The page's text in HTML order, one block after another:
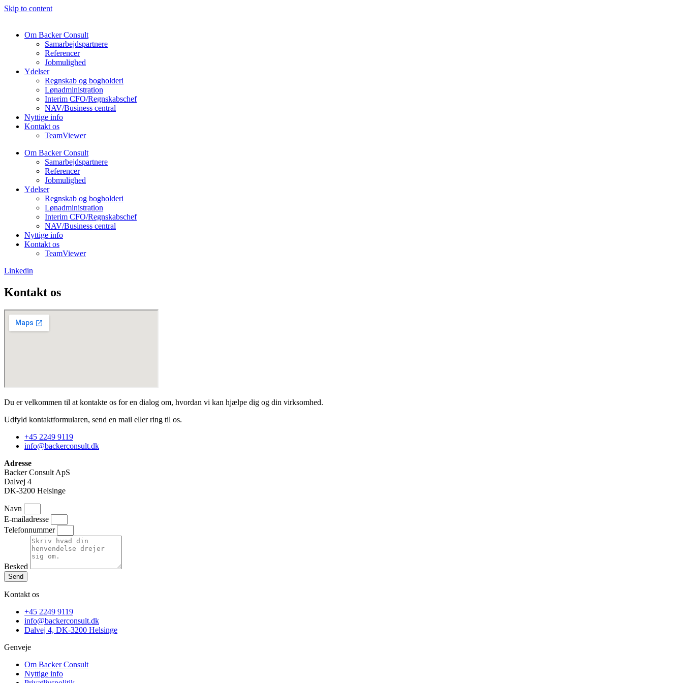
Skip to content
Om Backer Consult
Samarbejdspartnere
Referencer
Jobmulighed
Ydelser
Regnskab og bogholderi
Lønadministration
Interim CFO/Regnskabschef
NAV/Business central
Nyttige info
Kontakt os
TeamViewer
Om Backer Consult
Samarbejdspartnere
Referencer
Jobmulighed
Ydelser
Regnskab og bogholderi
Lønadministration
Interim CFO/Regnskabschef
NAV/Business central
Nyttige info
Kontakt os
TeamViewer
Linkedin
Kontakt os
Du er velkommen til at kontakte os for en dialog om, hvordan vi kan hjælpe dig og din virksomhed.
Udfyld kontaktformularen, send en mail eller ring til os.
+45 2249 9119
info@backerconsult.dk
Adresse
Backer Consult ApS
Dalvej 4
DK-3200 Helsinge
Navn
E-mailadresse
Telefonnummer
Besked
Send
Kontakt os
+45 2249 9119
info@backerconsult.dk
Dalvej 4, DK-3200 Helsinge
Genveje
Om Backer Consult
Nyttige info